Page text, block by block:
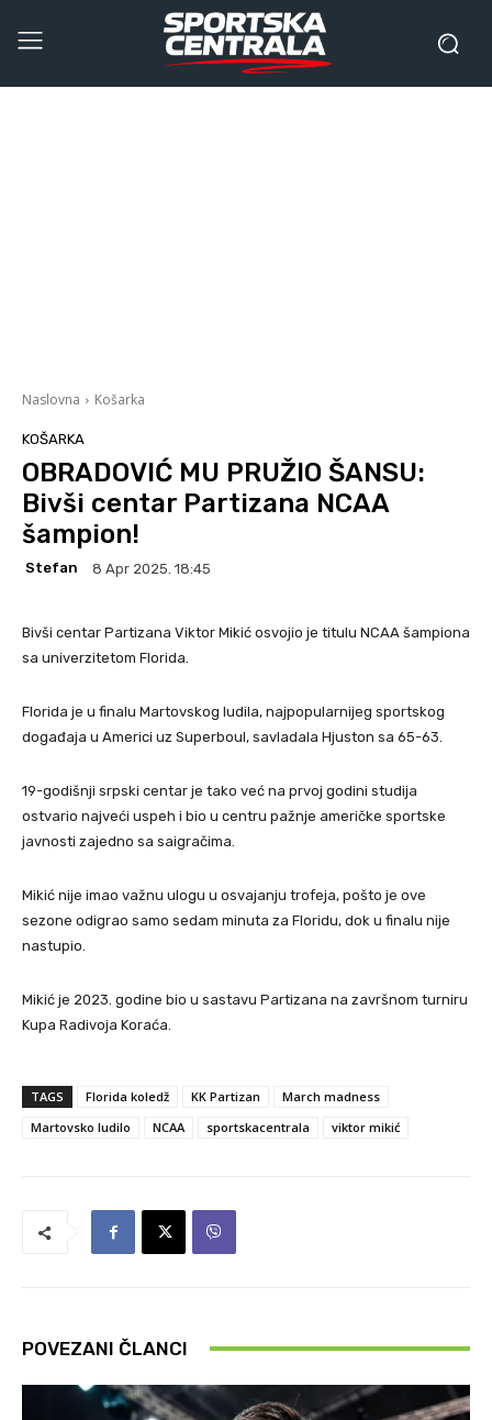
Naslovna Košarka
KOŠARKA
OBRADOVIĆ MU PRUŽIO ŠANSU:
Bivši centar Partizana NCAA
šampion!
Stefan 8 Apr 2025. 18:45
Bivši centar Partizana Viktor Mikić osvojio je titulu NCAA šampiona
sa univerzitetom Florida.
Florida je u finalu Martovskog ludila, najpopularnijeg sportskog
događaja u Americi uz Superboul, savladala Hjuston sa 65-63.
19-godišnji srpski centar je tako već na prvoj godini studija
ostvario najveći uspeh i bio u centru pažnje američke sportske
javnosti zajedno sa saigračima.
Mikić nije imao važnu ulogu u osvajanju trofeja, pošto je ove
sezone odigrao samo sedam minuta za Floridu, dok u finalu nije
nastupio.
Mikić je 2023. godine bio u sastavu Partizana na završnom turniru
Kupa Radivoja Koraća.
TAGS Florida koledž KK Partizan
March madness
Martovsko ludilo
NCAA sportskacentrala viktor mikić
POVEZANI ČLANCI